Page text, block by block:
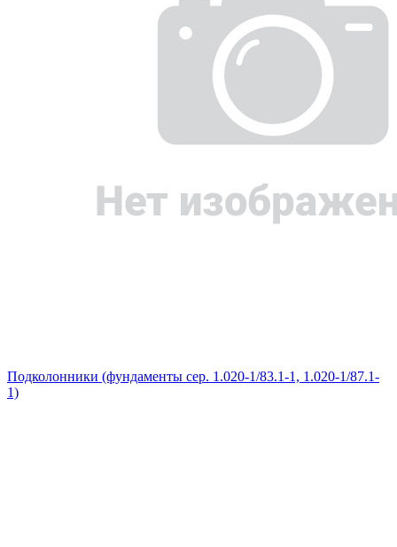
Подколонники (фундаменты сер. 1.020-1/83.1-1, 1.020-1/87.1-
1)